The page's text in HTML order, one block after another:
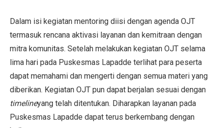
Dalam isi kegiatan mentoring diisi dengan agenda OJT
termasuk rencana aktivasi layanan dan kemitraan dengan
mitra komunitas. Setelah melakukan kegiatan OJT selama
lima hari pada Puskesmas Lapadde terlihat para peserta
dapat memahami dan mengerti dengan semua materi yang
diberikan. Kegiatan OJT pun dapat berjalan sesuai dengan
timelineyang telah ditentukan. Diharapkan layanan pada
Puskesmas Lapadde dapat terus berkembang dengan